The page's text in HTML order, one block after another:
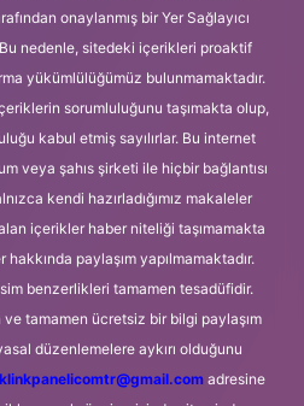
onaylanmış bir Yer Sağlayıcı
nedenle, sitedeki içerikleri proaktif
yükümlülüğümüz bulunmamaktadır.
sorumluluğunu taşımakta olup,
kabul etmiş sayılırlar. Bu internet
veya şahıs şirketi ile hiçbir bağlantısı
kendi hazırladığımız makaleler
içerikler haber niteliği taşımamakta
paylaşım yapılmamaktadır.
benzerlikleri tamamen tesadüfidir.
tamamen ücretsiz bir bilgi paylaşım
düzenlemelere aykırı olduğunu
adresine